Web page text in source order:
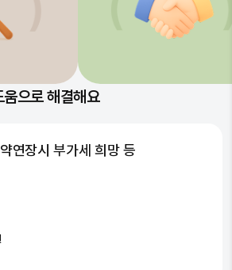
으로 해결해요
연장시 부가세 희망 등